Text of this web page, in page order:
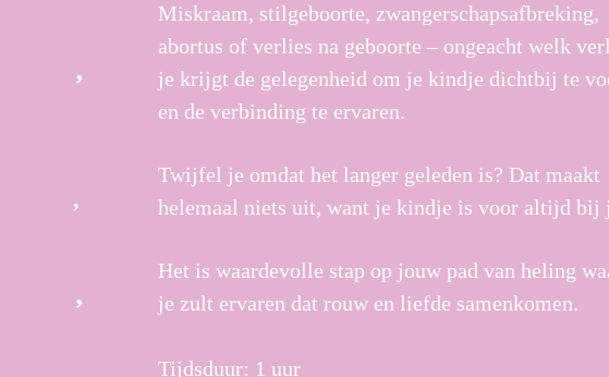
Miskraam, stilgeboorte, zwangerschapsafbreking,
abortus of verlies na geboorte – ongeacht welk
je krijgt de gelegenheid om je kindje dichtbij te
en de verbinding te ervaren.
Twijfel je omdat het langer geleden is? Dat maakt
helemaal niets uit, want je kindje is voor altijd bij
Het is waardevolle stap op jouw pad van heling
je zult ervaren dat rouw en liefde samenkomen.
Tijdsduur: 1 uur